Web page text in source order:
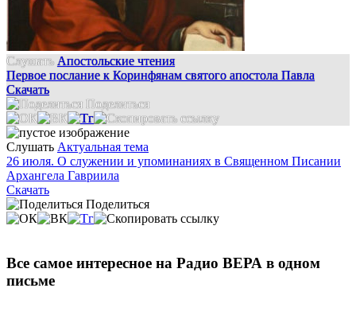
Слушать Апостольские чтения
Первое послание к Коринфянам святого апостола Павла
Скачать
Поделиться
Слушать Актуальная тема
26 июля. О служении и упоминаниях в Священном Писании
Архангела Гавриила
Скачать
Поделиться
Все самое интересное на Радио ВЕРА в одном
письме